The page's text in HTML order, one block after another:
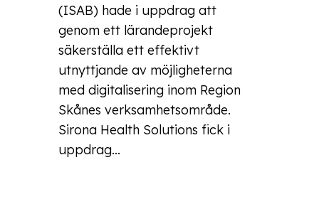
(ISAB) hade i uppdrag att
genom ett lärandeprojekt
säkerställa ett effektivt
utnyttjande av möjligheterna
med digitalisering inom Region
Skånes verksamhetsområde.
Sirona Health Solutions fick i
uppdrag...